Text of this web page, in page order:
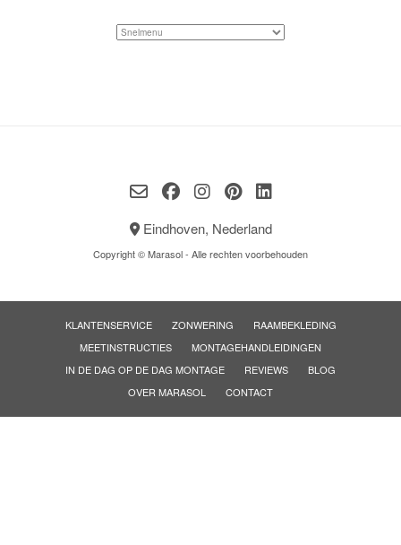
Eindhoven, Nederland
Copyright © Marasol - Alle rechten voorbehouden
KLANTENSERVICE ZONWERING
RAAMBEKLEDING
MEETINSTRUCTIES
MONTAGEHANDLEIDINGEN
IN DE DAG OP DE DAG MONTAGE
REVIEWS
BLOG
OVER MARASOL
CONTACT